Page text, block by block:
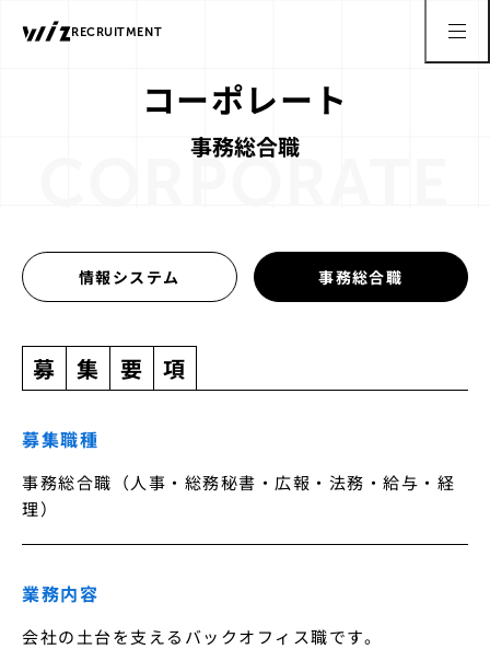
RECRUITMENT
コーポレート
事務総合職
CORPORATE
情報システム 事務総合職
募 集 要 項
募集職種
事務総合職（人事・総務秘書・広報・法務・給与・経
理）
業務内容
会社の土台を支えるバックオフィス職です。